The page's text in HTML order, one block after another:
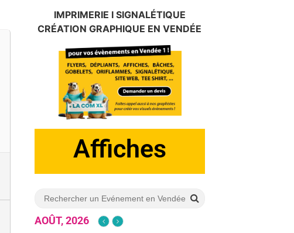
IMPRIMERIE I SIGNALÉTIQUE
CRÉATION GRAPHIQUE EN VENDÉE
Dépliants
AOÛT, 2026